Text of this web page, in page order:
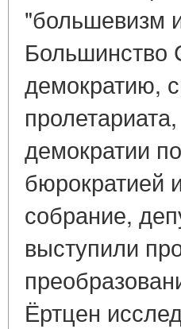
"большевизм
Большинство
демократию,
демократии
бюрократией
собрание,
выступили
Ёртцен